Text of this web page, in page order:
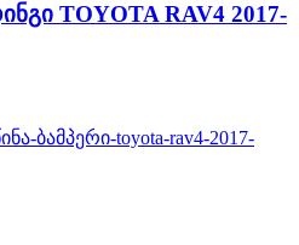
TOYOTA RAV4 2017-